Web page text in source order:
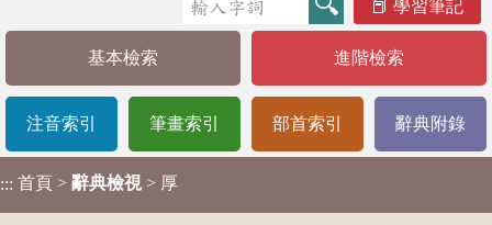
學習筆記
基本檢索 進階檢索
注音索引 筆畫索引 部首索引 辭典附錄
::: 首頁 > 辭典檢視 > 厚